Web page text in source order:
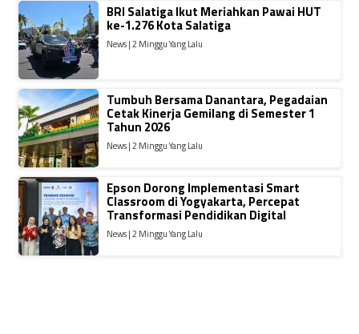
BRI Salatiga Ikut Meriahkan Pawai HUT
ke-1.276 Kota Salatiga
News | 2 Minggu Yang Lalu
Tumbuh Bersama Danantara, Pegadaian
Cetak Kinerja Gemilang di Semester 1
Tahun 2026
News | 2 Minggu Yang Lalu
Epson Dorong Implementasi Smart
Classroom di Yogyakarta, Percepat
Transformasi Pendidikan Digital
News | 2 Minggu Yang Lalu